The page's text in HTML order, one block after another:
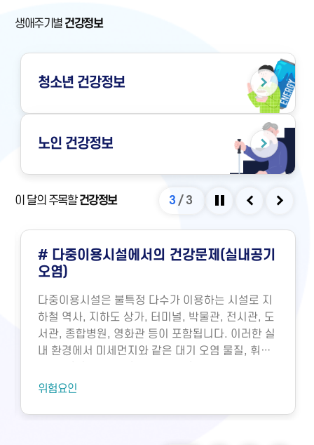
생애주기별 건강정보
청소년 건강정보
노인 건강정보
이 달의 주목할건강정보 3 /3
# 다중이용시설에서의 건강문제(실내공기
오염)
다중이용시설은 불특정 다수가 이용하는 시설로 지
하철 역사, 지하도 상가, 터미널, 박물관, 전시관, 도
서관, 종합병원, 영화관 등이 포함됩니다. 이러한 실
내 환경에서 미세먼지와 같은 대기 오염 물질, 휘발
오염물질에 노출되면 호흡기 질환 등 다양한 건강 문
가 부족하면 두통, 구토, 근육통, 불쾌감과 같은 빌딩
위험요인